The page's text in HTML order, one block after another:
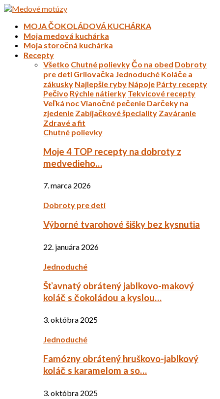
MOJA ČOKOLÁDOVÁ KUCHÁRKA
Moja medová kuchárka
Moja storočná kuchárka
Recepty
Všetko Chutné polievkyČo na obed Dobroty
pre deti Grilovačka Jednoduché Koláče a
zákusky Najlepšie ryby Nápoje Párty recepty
Pečivo Rýchle nátierky Tekvicové recepty
Veľká nocVianočné pečenie Darčeky na
zjedenie Zabíjačkové špeciality Zaváranie
Zdravé a fit
Chutné polievky
Moje 4 TOP recepty na dobroty z
medvedieho…
7. marca 2026
Dobroty pre deti
Výborné tvarohové šišky bez kysnutia
22. januára 2026
Jednoduché
Šťavnatý obrátený jablkovo-makový
koláč s čokoládou a kyslou…
3. októbra 2025
Jednoduché
Famózny obrátený hruškovo-jablkový
koláč s karamelom a so…
3. októbra 2025